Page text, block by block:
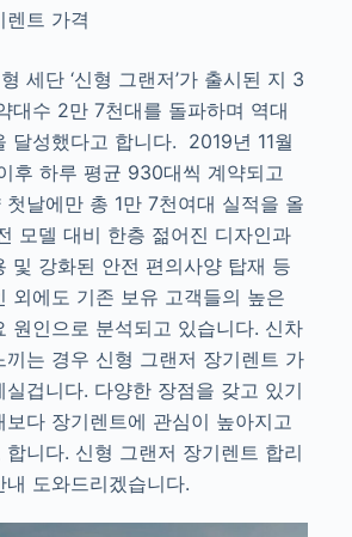
렌트 가격
세단 ‘신형 그랜저’가 출시된 지 3
대수 2만 7천대를 돌파하며 역대
달성했다고 합니다. 2019년 11월
후 하루 평균 930대씩 계약되고
날에만 총 1만 7천여대 실적을 올
모델 대비 한층 젊어진 디자인과
및 강화된 안전 편의사양 탑재 등
외에도 기존 보유 고객들의 높은
원인으로 분석되고 있습니다. 신차
끼는 경우 신형 그랜저 장기렌트 가
겁니다. 다양한 장점을 갖고 있기
다 장기렌트에 관심이 높아지고
니다. 신형 그랜저 장기렌트 합리
도와드리겠습니다.